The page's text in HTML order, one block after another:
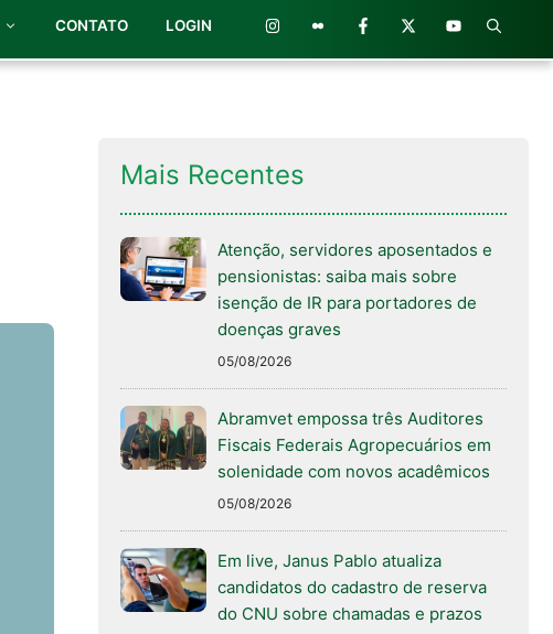
CONTATO LOGIN
Mais Recentes
Atenção, servidores aposentados e
pensionistas: saiba mais sobre
isenção de IR para portadores de
doenças graves
05/08/2026
Abramvet empossa três Auditores
Fiscais Federais Agropecuários em
solenidade com novos acadêmicos
05/08/2026
Em live, Janus Pablo atualiza
candidatos do cadastro de reserva
do CNU sobre chamadas e prazos